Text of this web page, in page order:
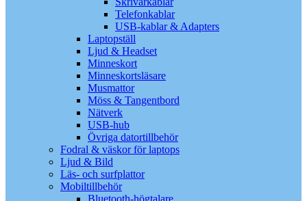
Telefonkablar
USB-kablar & Adapters
Laptopställ
Ljud & Headset
Minneskort
Minneskortsläsare
Musmattor
Möss & Tangentbord
Nätverk
USB-hub
Övriga datortillbehör
Fodral & väskor för laptops
Ljud & Bild
Läs- och surfplattor
Mobiltillbehör
Bluetooth-högtalare